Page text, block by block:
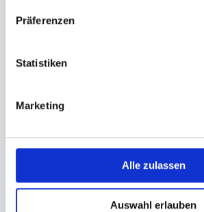
Präferenzen
Statistiken
Marketing
Alle zulassen
Auswahl erlauben
DIN lang
'Rechnung + Lieferschein'